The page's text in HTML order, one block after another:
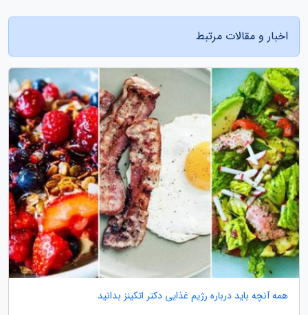
اخبار و مقالات مرتبط
همه آنچه باید درباره رژیم غذایی دکتر اتکینز بدانید